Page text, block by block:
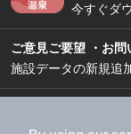
今すぐダ
ご意見ご要望 ・お問
施設データの新規追